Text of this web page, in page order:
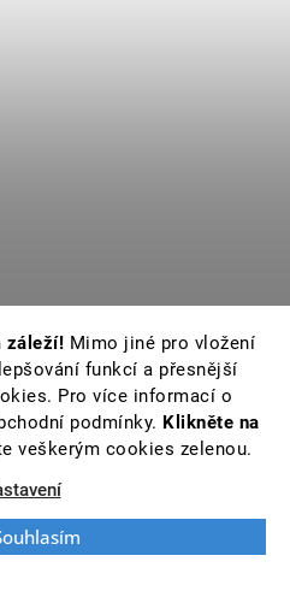
záleží! Mimo jiné pro vložení
funkcí a přesnější
Pro více informací o
podmínky. Klikněte na
veškerým cookies zelenou.